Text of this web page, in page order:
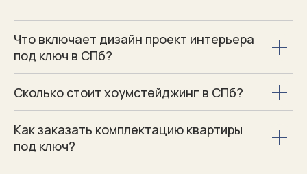
Что включает дизайн проект интерьера
под ключ в СПб?
Сколько стоит хоумстейджинг в СПб?
Как заказать комплектацию квартиры
под ключ?